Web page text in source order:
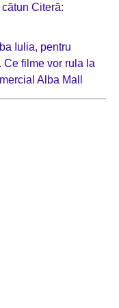
Citeră:
Iulia, pentru
Ce filme vor rula la
Alba Mall